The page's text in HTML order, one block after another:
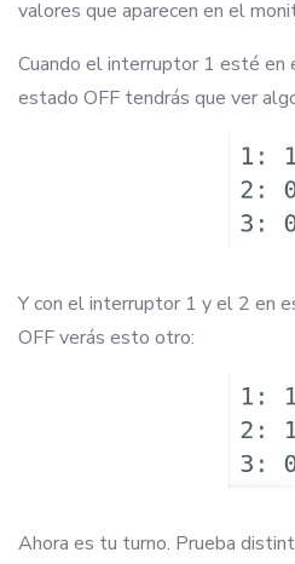
valores que aparecen en el
Cuando el interruptor 1 esté
estado OFF tendrás que ver
Y con el interruptor 1 y el 2 en
OFF verás esto otro:
Ahora es tu turno. Prueba